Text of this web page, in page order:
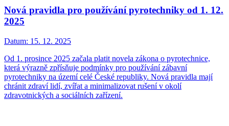
Nová pravidla pro používání pyrotechniky od 1. 12.
2025
Datum: 15. 12. 2025
Od 1. prosince 2025 začala platit novela zákona o pyrotechnice,
která výrazně zpřísňuje podmínky pro používání zábavní
pyrotechniky na území celé České republiky. Nová pravidla mají
chránit zdraví lidí, zvířat a minimalizovat rušení v okolí
zdravotnických a sociálních zařízení.